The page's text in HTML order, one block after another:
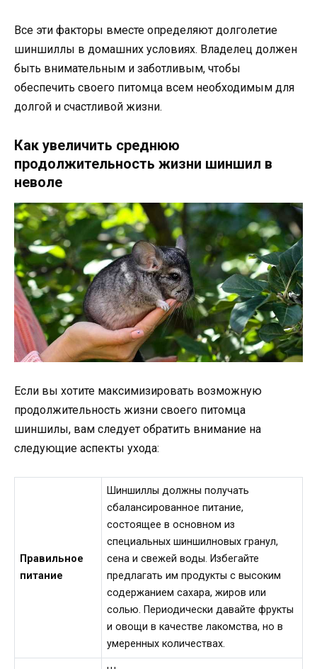
Все эти факторы вместе определяют долголетие
шиншиллы в домашних условиях. Владелец должен
быть внимательным и заботливым, чтобы
обеспечить своего питомца всем необходимым для
долгой и счастливой жизни.
Как увеличить среднюю
продолжительность жизни шиншил в
неволе
Если вы хотите максимизировать возможную
продолжительность жизни своего питомца
шиншилы, вам следует обратить внимание на
следующие аспекты ухода:
Правильное
питание
Шиншиллы должны получать
сбалансированное питание,
состоящее в основном из
специальных шиншилновых гранул,
сена и свежей воды. Избегайте
предлагать им продукты с высоким
содержанием сахара, жиров или
солью. Периодически давайте фрукты
и овощи в качестве лакомства, но в
умеренных количествах.